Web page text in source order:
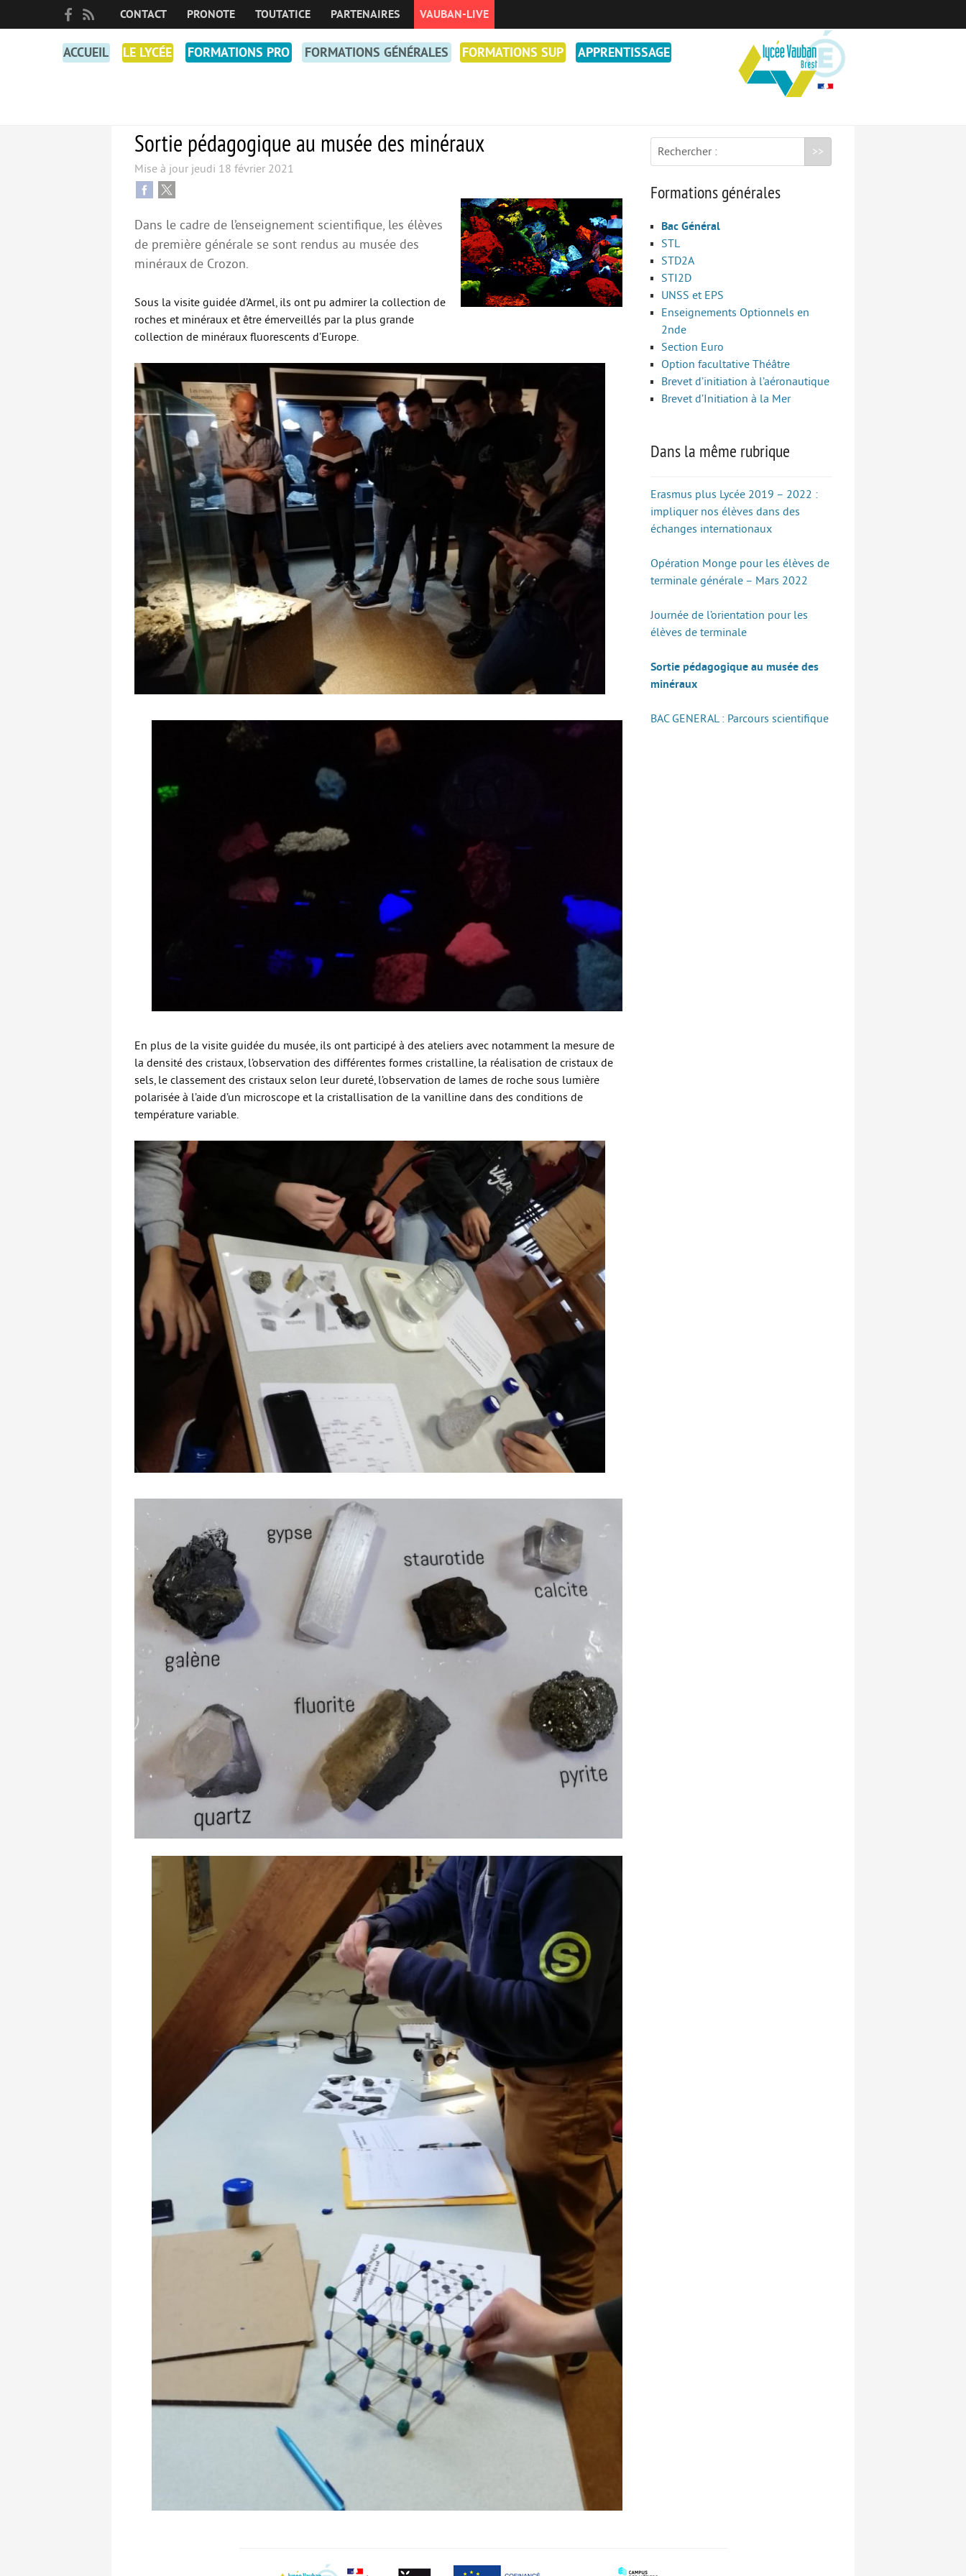
CONTACT PRONOTE TOUTATICE PARTENAIRES VAUBAN-LIVE
ACCUEIL LE LYCÉE FORMATIONS PRO FORMATIONS GÉNÉRALES FORMATIONS SUP APPRENTISSAGE VEILLE PÉDAGOGIQUE
Sortie pédagogique au musée des minéraux
Mise à jour jeudi 18 février 2021
Dans le cadre de l’enseignement scientifique, les élèves
de première générale se sont rendus au musée des
minéraux de Crozon.
Sous la visite guidée d’Armel, ils ont pu admirer la collection de
roches et minéraux et être émerveillés par la plus grande
collection de minéraux fluorescents d’Europe.
En plus de la visite guidée du musée, ils ont participé à des ateliers avec notamment la mesure de
la densité des cristaux, l’observation des différentes formes cristalline, la réalisation de cristaux de
sels, le classement des cristaux selon leur dureté, l’observation de lames de roche sous lumière
polarisée à l’aide d’un microscope et la cristallisation de la vanilline dans des conditions de
température variable.
Rechercher :
Formations générales
Bac Général
STL
STD2A
STI2D
UNSS et EPS
Enseignements Optionnels en
2nde
Section Euro
Option facultative Théâtre
Brevet d’initiation à l’aéronautique
Brevet d’Initiation à la Mer
Dans la même rubrique
Erasmus plus Lycée 2019 – 2022 :
impliquer nos élèves dans des
échanges internationaux
Opération Monge pour les élèves de
terminale générale – Mars 2022
Journée de l’orientation pour les
élèves de terminale
Sortie pédagogique au musée des
minéraux
BAC GENERAL : Parcours scientifique